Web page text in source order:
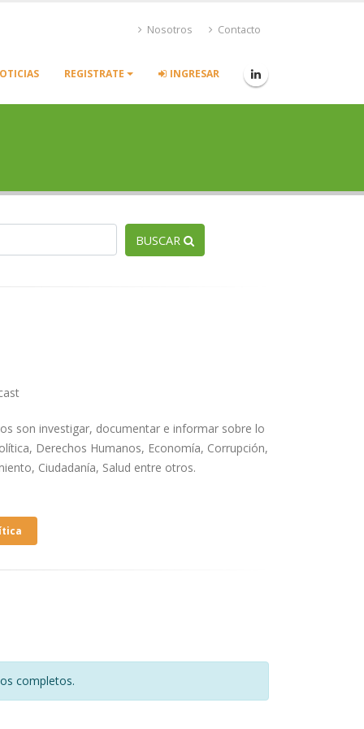
Nosotros Contacto
REGISTRATE INGRESAR
BUSCAR
son investigar, documentar e informar sobre lo
Derechos Humanos, Economía, Corrupción,
Ciudadanía, Salud entre otros.
completos.